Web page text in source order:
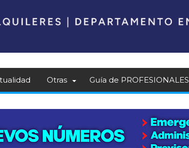
Otras Guía de PROFESIONALES